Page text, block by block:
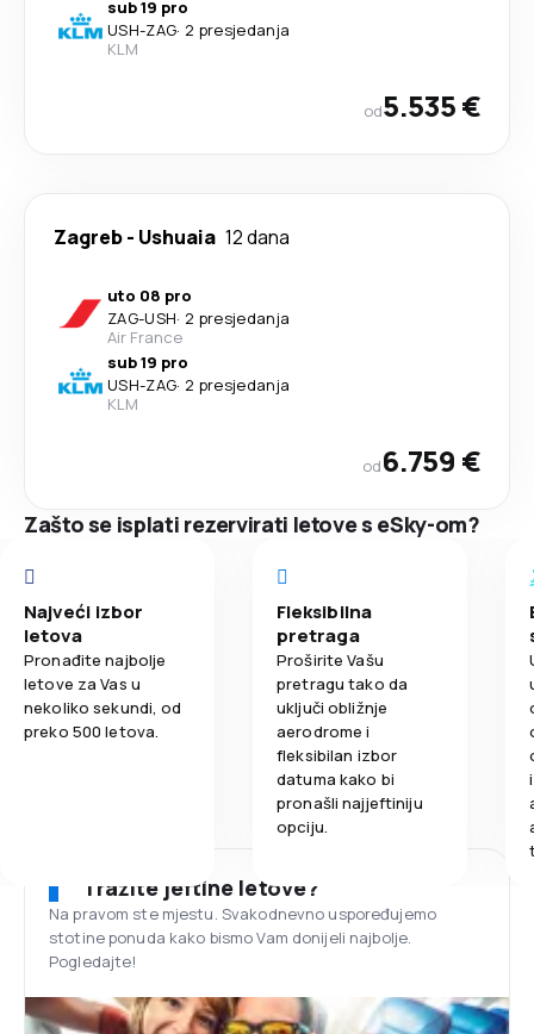
sub 19 pro
USH-ZAG· 2 presjedanja
KLM
od5.535 €
Zagreb- Ushuaia 12 dana
uto 08 pro
ZAG-USH· 2 presjedanja
Air France
sub 19 pro
USH-ZAG· 2 presjedanja
KLM
od6.759 €
Zašto se isplati rezervirati letove s eSky-om?
Najveći izbor
letova
Pronađite najbolje
letove za Vas u
nekoliko sekundi, od
preko 500 letova.
Fleksibilna
pretraga
Proširite Vašu
pretragu tako da
uključi obližnje
aerodrome i
fleksibilan izbor
datuma kako bi
pronašli najjeftiniju
opciju.
Tražite jeftine letove?
Na pravom ste mjestu. Svakodnevno uspoređujemo
stotine ponuda kako bismo Vam donijeli najbolje.
Pogledajte!